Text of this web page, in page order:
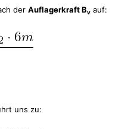
der Auflagerkraft Bv auf:
uns zu: